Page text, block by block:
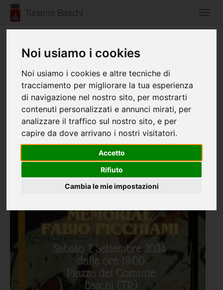
Noi usiamo i cookies
Noi usiamo i cookies e altre tecniche di
tracciamento per migliorare la tua esperienza
di navigazione nel nostro sito, per mostrarti
contenuti personalizzati e annunci mirati, per
analizzare il traffico sul nostro sito, e per
capire da dove arrivano i nostri visitatori.
Accetto
Rifiuto
Cambia le mie impostazioni
Turismo Baschi
MEMORIAL FABIO PICCHIAMI